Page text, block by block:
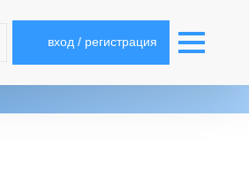
вход / регистрация